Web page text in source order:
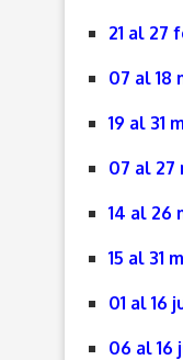
21 al 27
07 al 18
19 al 31
07 al 27
14 al 26
15 al 31
01 al 16
06 al 16